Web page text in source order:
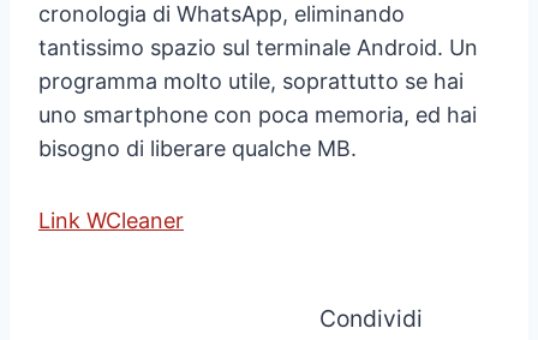
cronologia di WhatsApp, eliminando
tantissimo spazio sul terminale Android. Un
programma molto utile, soprattutto se hai
uno smartphone con poca memoria, ed hai
bisogno di liberare qualche MB.
Link WCleaner
Condividi